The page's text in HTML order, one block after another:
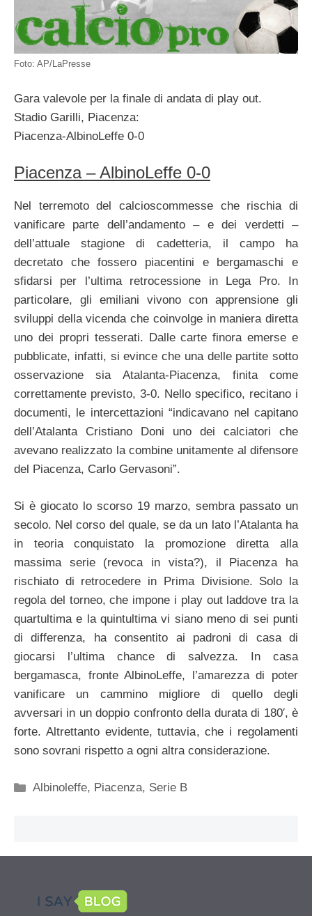
Foto: AP/LaPresse
Gara valevole per la finale di andata di play out.
Stadio Garilli, Piacenza:
Piacenza-AlbinoLeffe 0-0
Piacenza – AlbinoLeffe 0-0
Nel terremoto del calcioscommesse che rischia di
vanificare parte dell’andamento – e dei verdetti –
dell’attuale stagione di cadetteria, il campo ha
decretato che fossero piacentini e bergamaschi e
sfidarsi per l’ultima retrocessione in Lega Pro. In
particolare, gli emiliani vivono con apprensione gli
sviluppi della vicenda che coinvolge in maniera diretta
uno dei propri tesserati. Dalle carte finora emerse e
pubblicate, infatti, si evince che una delle partite sotto
osservazione sia Atalanta-Piacenza, finita come
correttamente previsto, 3-0. Nello specifico, recitano i
documenti, le intercettazioni “indicavano nel capitano
dell’Atalanta Cristiano Doni uno dei calciatori che
avevano realizzato la combine unitamente al difensore
del Piacenza, Carlo Gervasoni”.
Si è giocato lo scorso 19 marzo, sembra passato un
secolo. Nel corso del quale, se da un lato l’Atalanta ha
in teoria conquistato la promozione diretta alla
massima serie (revoca in vista?), il Piacenza ha
rischiato di retrocedere in Prima Divisione. Solo la
regola del torneo, che impone i play out laddove tra la
quartultima e la quintultima vi siano meno di sei punti
di differenza, ha consentito ai padroni di casa di
giocarsi l’ultima chance di salvezza. In casa
bergamasca, fronte AlbinoLeffe, l’amarezza di poter
vanificare un cammino migliore di quello degli
avversari in un doppio confronto della durata di 180′, è
forte. Altrettanto evidente, tuttavia, che i regolamenti
sono sovrani rispetto a ogni altra considerazione.
Categorie
Albinoleffe, Piacenza, Serie B